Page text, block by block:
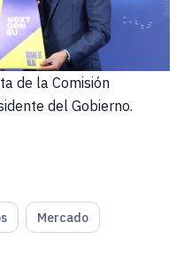
de la Comisión
del Gobierno.
Mercado